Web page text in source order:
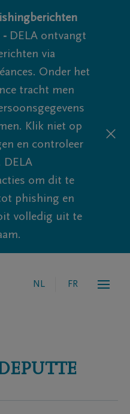
- DELA ontvangt
via
Onder het
tracht men
Klik niet op
en controleer
DELA
om dit te
phishing en
volledig uit te
NL FR